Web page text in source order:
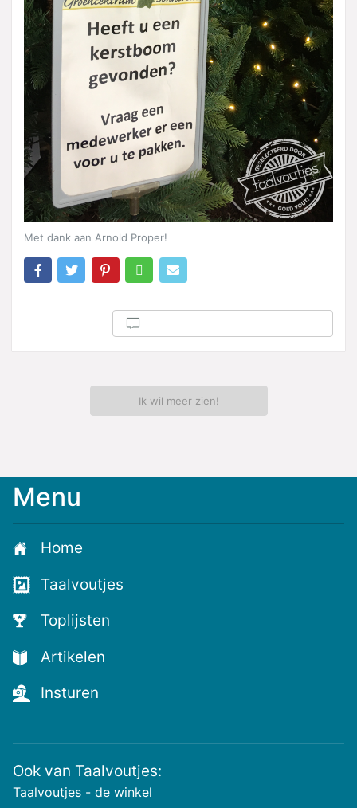
Met dank aan Arnold Proper!
Ik wil meer zien!
Meld
voor
de
nieuwste
voutjes
en
de
voutste
nieuwtjes!
Menu
Home
Taalvoutjes
Toplijsten
Artikelen
Insturen
Ook van Taalvoutjes:
Taalvoutjes - de winkel